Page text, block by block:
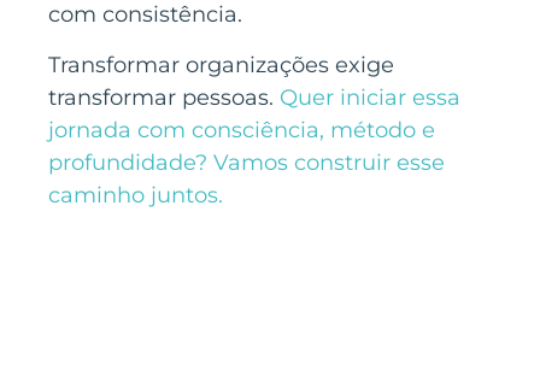
com consistência.
Transformar organizações exige
transformar pessoas. Quer iniciar essa
jornada com consciência, método e
profundidade? Vamos construir esse
caminho juntos.